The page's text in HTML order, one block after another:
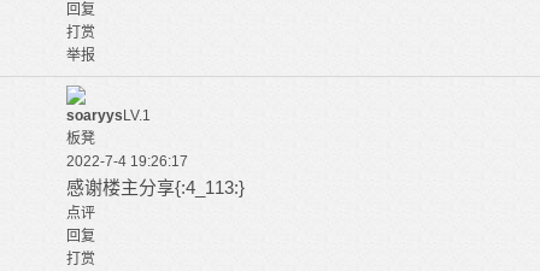
回复
打赏
举报
soaryysLV.1
板凳
2022-7-4 19:26:17
感谢楼主分享{:4_113:}
点评
回复
打赏